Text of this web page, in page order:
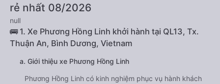
rẻ nhất 08/2026
null
🚌 1. Xe Phương Hồng Linh khởi hành tại QL13, Tx.
Thuận An, Bình Dương, Vietnam
a. Giới thiệu xe Phương Hồng Linh
Phương Hồng Linh có kinh nghiệm phục vụ hành khách